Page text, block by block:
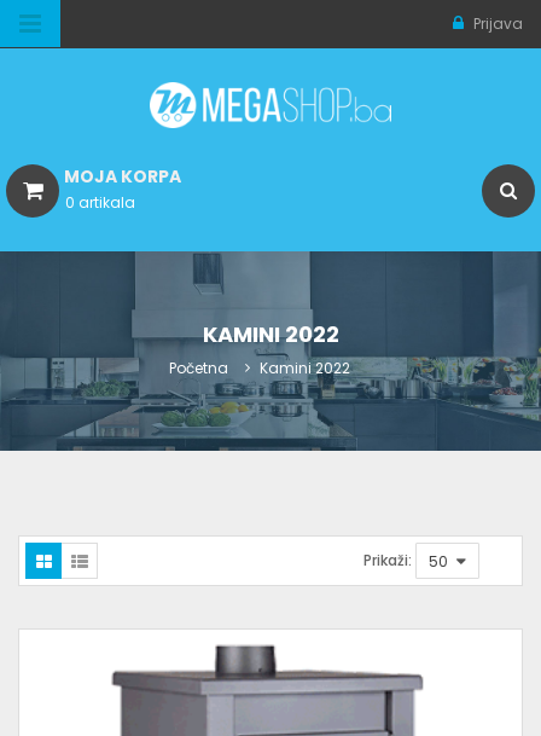
Prijava
MOJA KORPA
0 artikala
KAMINI 2022
Početna Kamini 2022
Prikaži: